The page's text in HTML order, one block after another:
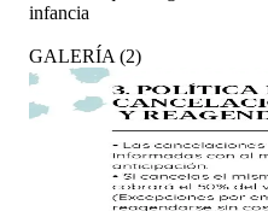
infancia
GALERÍA (2)